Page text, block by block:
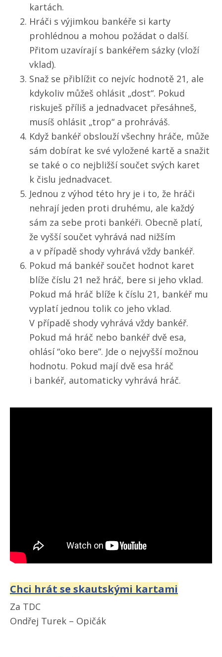
kartách.
Hráči s výjimkou bankéře si karty
prohlédnou a mohou požádat o další.
Přitom uzavírají s bankéřem sázky (vloží
vklad).
Snaž se přiblížit co nejvíc hodnotě 21, ale
kdykoliv můžeš ohlásit „dost“. Pokud
riskuješ příliš a jednadvacet přesáhneš,
musíš ohlásit „trop“ a prohráváš.
Když bankéř obslouží všechny hráče, může
sám dobírat ke své vyložené kartě a snažit
se také o co nejbližší součet svých karet
k čislu jednadvacet.
Jednou z výhod této hry je i to, že hráči
nehrají jeden proti druhému, ale každý
sám za sebe proti bankéři. Obecně platí,
že vyšší součet vyhrává nad nižším
a v případě shody vyhrává vždy bankéř.
Pokud má bankéř součet hodnot karet
blíže číslu 21 než hráč, bere si jeho vklad.
Pokud má hráč blíže k číslu 21, bankéř mu
vyplatí jednou tolik co jeho vklad.
V případě shody vyhrává vždy bankéř.
Pokud má hráč nebo bankéř dvě esa,
ohlásí “oko bere”. Jde o nejvyšší možnou
hodnotu. Pokud mají dvě esa hráč
i bankéř, automaticky vyhrává hráč.
Chci hrát se skautskými kartami
Za TDC
Ondřej Turek – Opičák